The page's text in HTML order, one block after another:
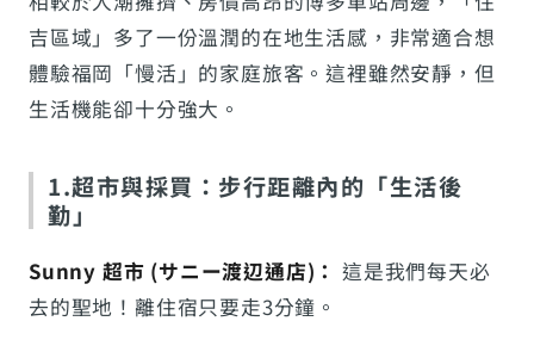
吉區域」多了一份溫潤的在地生活感，非常適合想
體驗福岡「慢活」的家庭旅客。這裡雖然安靜，但
生活機能卻十分強大。
1.超市與採買：步行距離內的「生活後
勤」
Sunny 超市 (サニー渡辺通店)： 這是我們每天必
去的聖地！離住宿只要走3分鐘。